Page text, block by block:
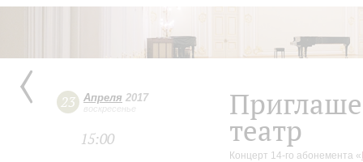
23 Апреля 2017
воскресенье
15:00 театр
Концерт 14-го абонемента «